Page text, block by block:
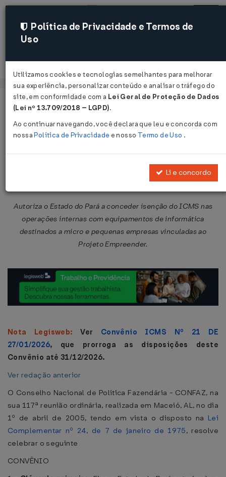
Acessar
Página Inicial Legislações
Convênio ICMS Nº 40 DE
Autoriza o Estado do Pará a conceder isenção do ICMS nas
operações internas com equipamentos de informática
destinados a micro e pequenas empresas vinculadas ao
Projeto Empreender.
Nota Legisweb:Ver Convênio ICMS Nº 21 DE
27/01/2026, que prorroga as disposições deste
Convênio até 31/12/2026.
Ver redação anterior
O Conselho Nacional de Política Fazendária - CONFAZ, na
sua 117ª reunião ordinária, realizada em Maceió, AL, no dia
1º de abril de 2005, tendo em vista o disposto na Lei
Complementar nº 24, de 7 de janeiro de 1975, resolve
celebrar o seguinte
CONVÊNIO
Política de Privacidade e Termos de
Uso
Utilizamos cookies e tecnologias semelhantes para melhorar
sua experiência, personalizar conteúdo e analisar o tráfego do
site, em conformidade com a Lei Geral de Proteção de Dados
(Lei nº 13.709/2018 – LGPD).
Ao continuar navegando, você declara que leu e concorda com
nossaPolítica de Privacidade e nosso Termo de Uso .
Li e concordo